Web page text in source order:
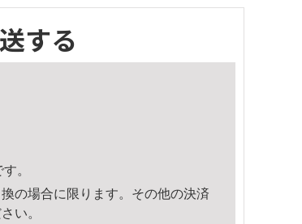
する
。
の場合に限ります。その他の決済
い。